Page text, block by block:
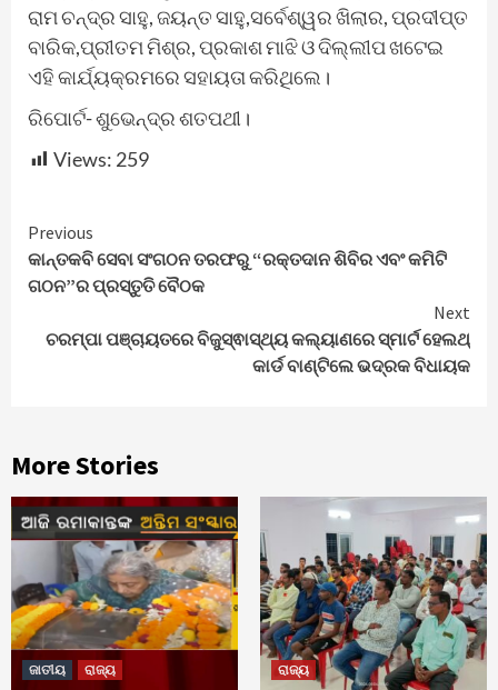
ରାମ ଚନ୍ଦ୍ର ସାହୁ, ଜୟନ୍ତ ସାହୁ,ସର୍ବେଶ୍ୱର ଖିଲାର, ପ୍ରଦୀପ୍ତ
ବାରିକ,ପ୍ରୀତମ ମିଶ୍ର, ପ୍ରକାଶ ମାଝି ଓ ଦିଲ୍ଲୀପ ଖଟେଇ
ଏହି କାର୍ଯ୍ୟକ୍ରମରେ ସହାୟତା କରିଥିଲେ।
ରିପୋର୍ଟ- ଶୁଭେନ୍ଦ୍ର ଶତପଥୀ।
Views: 259
Continue
Reading
Previous
କାନ୍ତକବି ସେବା ସଂଗଠନ ତରଫରୁ “ରକ୍ତଦାନ ଶିବିର ଏବଂ କମିଟି
ଗଠନ”ର ପ୍ରସ୍ତୁତି ବୈଠକ
Next
ଚରମ୍ପା ପଞ୍ଚାୟତରେ ବିଜୁସ୍ଵାସ୍ଥ୍ୟ କଲ୍ୟାଣରେ ସ୍ମାର୍ଟ ହେଲଥ୍
କାର୍ଡ ବାଣ୍ଟିଲେ ଭଦ୍ରକ ବିଧାୟକ
More Stories
ଜାତୀୟ ରାଜ୍ୟ ରାଜ୍ୟ